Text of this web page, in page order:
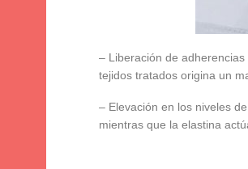
– Liberación de
tejidos tratados origina un
– Elevación en los niveles
mientras que la elastina